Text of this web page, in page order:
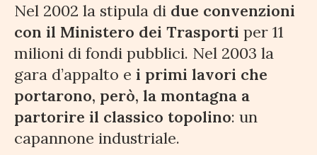
Nel 2002 la stipula di due convenzioni
con il Ministero dei Trasporti per 11
milioni di fondi pubblici. Nel 2003 la
gara d’appalto e i primi lavori che
portarono, però, la montagna a
partorire il classico topolino: un
capannone industriale.